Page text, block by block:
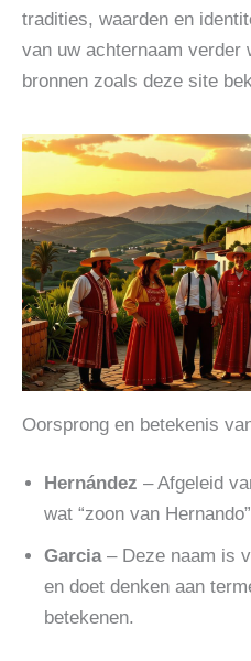
tradities, waarden en
van uw achternaam verder
bronnen zoals deze site
Oorsprong en betekenis
Hernández – Afgeleid
wat “zoon van
Garcia– Deze naam is
en doet denken aan
betekenen.